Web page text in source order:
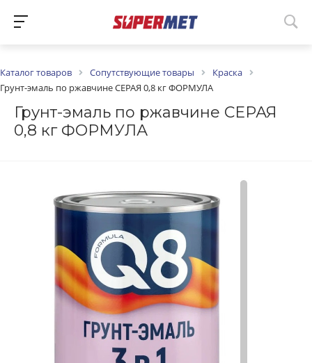
Каталог товаров Сопутствующие товары
Краска
Грунт-эмаль по ржавчине СЕРАЯ 0,8 кг ФОРМУЛА
Грунт-эмаль по ржавчине СЕРАЯ
0,8 кг ФОРМУЛА